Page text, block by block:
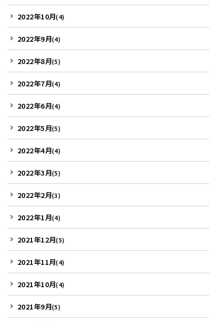
2022年10月(4)
2022年9月(4)
2022年8月(5)
2022年7月(4)
2022年6月(4)
2022年5月(5)
2022年4月(4)
2022年3月(5)
2022年2月(3)
2022年1月(4)
2021年12月(5)
2021年11月(4)
2021年10月(4)
2021年9月(5)